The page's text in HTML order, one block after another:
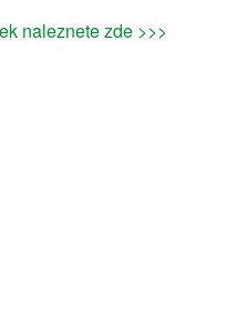
naleznete zde >>>